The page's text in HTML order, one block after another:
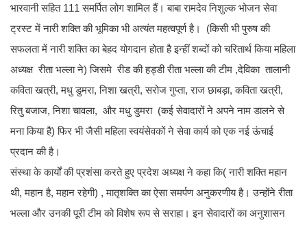
भारवानी सहित 111 समर्पित लोग शामिल हैं। बाबा रामदेव निशुल्क भोजन सेवा
ट्रस्ट में नारी शक्ति की भूमिका भी अत्यंत महत्वपूर्ण है। (किसी भी पुरुष की
सफलता में नारी शक्ति का बेहद योगदान होता है इन्हीं शब्दों को चरितार्थ किया महिला
अध्यक्ष रीता भल्ला ने) जिसमे रीड की हड्डी रीता भल्ला की टीम ,देविका तालानी
कविता खत्री, मधु डुमरा, निशा खत्री, सरोज गुप्ता, राज छाबड़ा, कविता खत्री,
रितु बजाज, निशा चावला, और मधु डुमरा (कई सेवादारों ने अपने नाम डालने से
मना किया है) फिर भी जैसी महिला स्वयंसेवकों ने सेवा कार्य को एक नई ऊंचाई
प्रदान की है।
संस्था के कार्यों की प्रशंसा करते हुए प्रदेश अध्यक्ष ने कहा कि( नारी शक्ति महान
थी, महान है, महान रहेगी) , मातृशक्ति का ऐसा समर्पण अनुकरणीय है। उन्होंने रीता
भल्ला और उनकी पूरी टीम को विशेष रूप से सराहा। इन सेवादारों का अनुशासन